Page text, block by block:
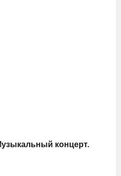
концерт.